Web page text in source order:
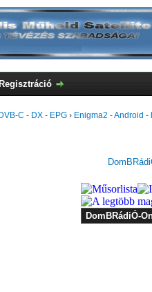
Regisztráció
C - DX - EPG › Enigma2 - Android